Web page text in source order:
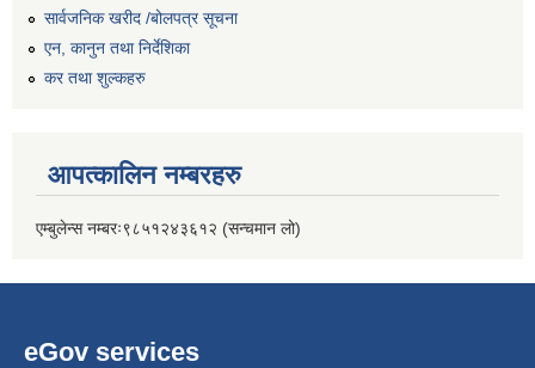
सार्वजनिक खरीद /बोलपत्र सूचना
एन, कानुन तथा निर्देशिका
कर तथा शुल्कहरु
आपत्कालिन नम्बरहरु
एम्बुलेन्स नम्बरः९८५१२४३६१२ (सन्चमान लो)
eGov services